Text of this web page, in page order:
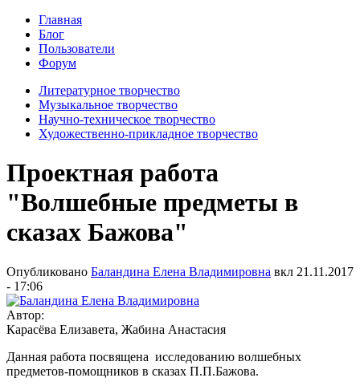
Главная
Блог
Пользователи
Форум
Литературное творчество
Музыкальное творчество
Научно-техническое творчество
Художественно-прикладное творчество
Проектная работа
"Волшебные предметы в
сказах Бажова"
Опубликовано Баландина Елена Владимировна вкл 21.11.2017
- 17:06
Автор:
Карасёва Елизавета, Жабина Анастасия
Данная работа посвящена исследованию волшебных
предметов-помощников в сказах П.П.Бажова.